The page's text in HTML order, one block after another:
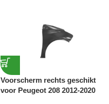
Voorscherm rechts geschikt
voor Peugeot 208 2012-2020